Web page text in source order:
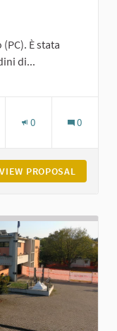
È stata
di...
0 0
VIEW PROPOSAL